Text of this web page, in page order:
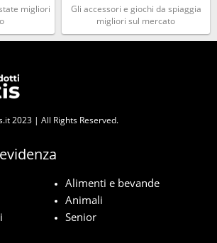
migliori
Gli accessori e giochi da spiaggia
migliori sul mercato
2023 | All Rights Reserved.
Alimenti e bevande
Animali
Senior